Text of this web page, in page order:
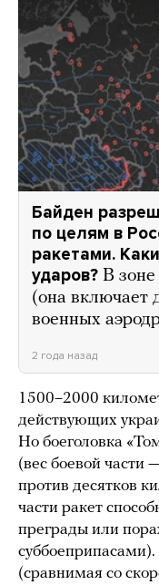
Байден
по целям в
ракетами.
ударов? В зоне
(она включает
военных
2 года назад
1500–2000
действующих
Но боеголовка
(вес боевой части
против десятков
части ракет
преграды или
суббоеприпасами).
(сравнимая со